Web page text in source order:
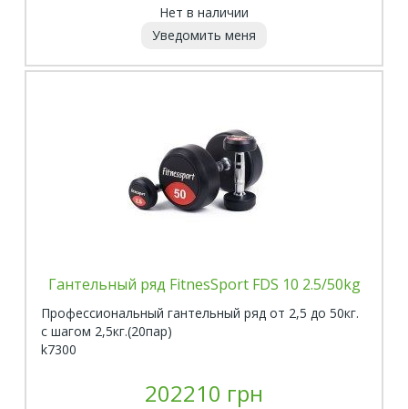
Нет в наличии
Уведомить меня
Гантельный ряд FitnesSport FDS 10 2.5/50kg
Профессиональный гантельный ряд от 2,5 до 50кг.
с шагом 2,5кг.(20пар)
k7300
202210 грн